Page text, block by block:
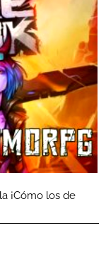
¡Cómo los de